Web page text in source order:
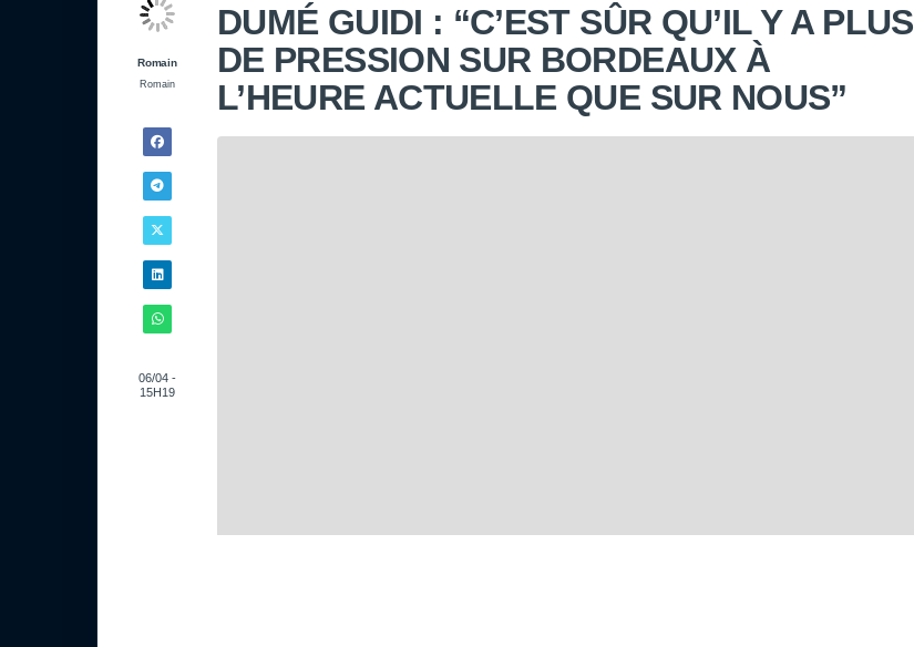
Romain
Romain
06/04 -
15H19
DUMÉ GUIDI : “C’EST SÛR QU’IL Y A PLUS
DE PRESSION SUR BORDEAUX À
L’HEURE ACTUELLE QUE SUR NOUS”